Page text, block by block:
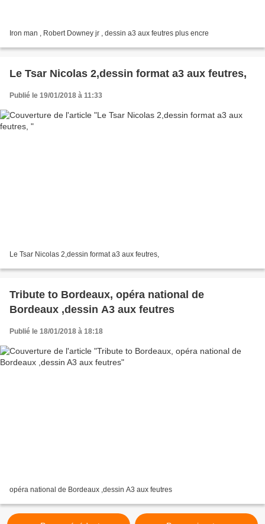
Iron man , Robert Downey jr , dessin a3 aux feutres plus encre
Le Tsar Nicolas 2,dessin format a3 aux feutres,
Publié le 19/01/2018 à 11:33
Le Tsar Nicolas 2,dessin format a3 aux feutres,
Tribute to Bordeaux, opéra national de
Bordeaux ,dessin A3 aux feutres
Publié le 18/01/2018 à 18:18
opéra national de Bordeaux ,dessin A3 aux feutres